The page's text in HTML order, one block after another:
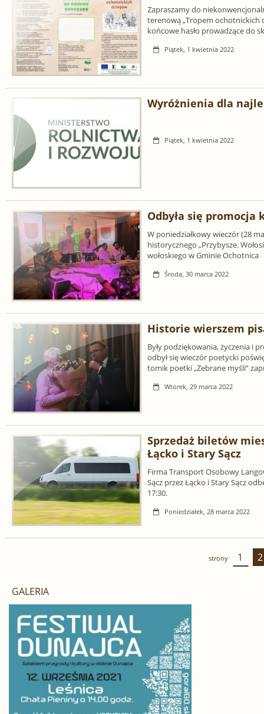
Zapraszamy do
terenową „Tropem ochotnickich
końcowe hasło prowadzące do
Piątek, 1 kwietnia 2022
Wyróżnienia dla
Piątek, 1 kwietnia 2022
Odbyła się promocja
W poniedziałkowy wieczór (28
historycznego „Przybysze.
wołoskiego w Gminie Ochotnica
Środa, 30 marca 2022
Historie wierszem
Były podziękowania, życzenia i
odbył się wieczór poetycki
tomik poetki „Zebrane myśli”
Wtorek, 29 marca 2022
Sprzedaż biletów
Łącko i Stary Sącz
Firma Transport Osobowy
Sącz przez Łącko i Stary Sącz
17:30.
Poniedziałek, 28 marca 2022
strony 1 2
GALERIA